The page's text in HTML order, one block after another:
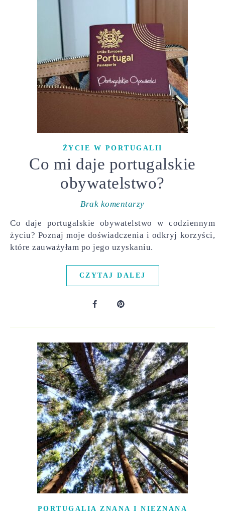
ŻYCIE W PORTUGALII
Co mi daje portugalskie
obywatelstwo?
Brak komentarzy
Co daje portugalskie obywatelstwo w codziennym
życiu? Poznaj moje doświadczenia i odkryj korzyści,
które zauważyłam po jego uzyskaniu.
CZYTAJ DALEJ
PORTUGALIA ZNANA I NIEZNANA